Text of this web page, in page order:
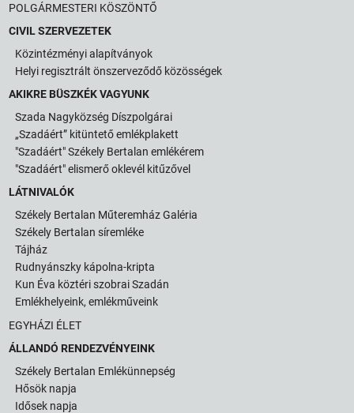
POLGÁRMESTERI KÖSZÖNTŐ
CIVIL SZERVEZETEK
Közintézményi alapítványok
Helyi regisztrált önszerveződő közösségek
AKIKRE BÜSZKÉK VAGYUNK
Szada Nagyközség Díszpolgárai
„Szadáért” kitüntető emlékplakett
"Szadáért" Székely Bertalan emlékérem
"Szadáért" elismerő oklevél kitűzővel
LÁTNIVALÓK
Székely Bertalan Műteremház Galéria
Székely Bertalan síremléke
Tájház
Rudnyánszky kápolna-kripta
Kun Éva köztéri szobrai Szadán
Emlékhelyeink, emlékműveink
EGYHÁZI ÉLET
ÁLLANDÓ RENDEZVÉNYEINK
Székely Bertalan Emlékünnepség
Hősök napja
Idősek napja